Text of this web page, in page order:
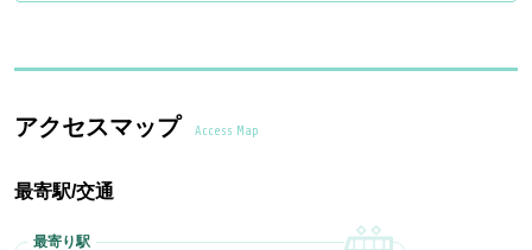
アクセスマップ Access Map
最寄駅/交通